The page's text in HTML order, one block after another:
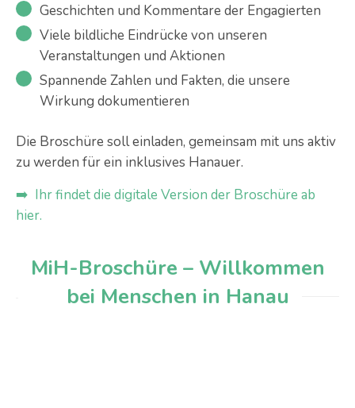
Geschichten und Kommentare der Engagierten
Viele bildliche Eindrücke von unseren
Veranstaltungen und Aktionen
Spannende Zahlen und Fakten, die unsere
Wirkung dokumentieren
Die Broschüre soll einladen, gemeinsam mit uns aktiv
zu werden für ein inklusives Hanauer.
➡️ Ihr findet die digitale Version der Broschüre ab
hier.
MiH-Broschüre – Willkommen
bei Menschen in Hanau